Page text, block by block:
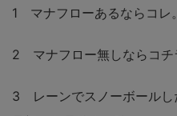
1 マナフローあるならコレ。
2 マナフロー無しならコチ
3 レーンでスノーボールし